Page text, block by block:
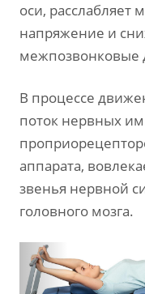
оси, расслабляет
напряжение и
межпозвонковые
В процессе
поток нервных
аппарата,
звенья нервной
головного мозга.
Назад